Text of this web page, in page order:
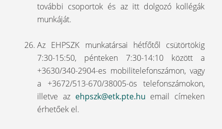
további csoportok és az itt dolgozó kollégák
munkáját.
Az EHPSZK munkatársai hétfőtől csütörtökig
7:30-15:50, pénteken 7:30-14:10 között a
+3630/340-2904-es mobilitelefonszámon, vagy
a +3672/513-670/38005-ös telefonszámokon,
illetve az ehpszk@etk.pte.hu email címeken
érhetőek el.